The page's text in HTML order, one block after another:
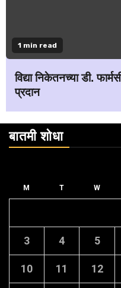
1 min read
विद्या निकेतनच्या डी.
प्रदान
बातमी शोधा
M T W
3 4 5
10 11 12